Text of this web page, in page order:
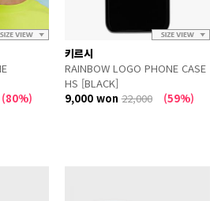
(80%)
키르시
RAINBOW LOGO PHONE CASE
HS [BLACK]
9,000 won22,000 (59%)